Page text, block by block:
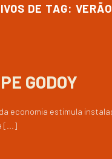
DE TAG: VERÃO
GODOY
economia estimula
[...]